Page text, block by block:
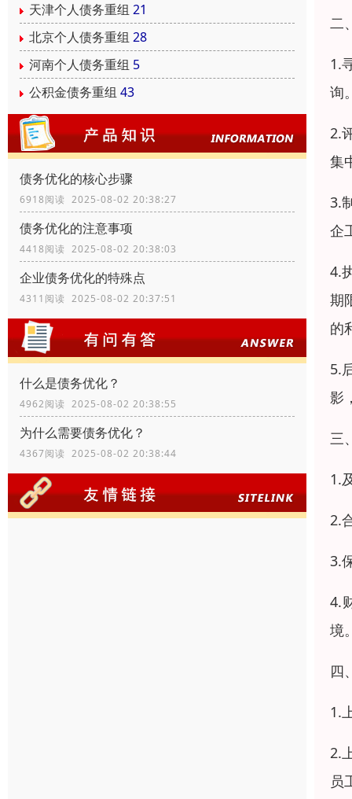
天津个人债务重组 21
北京个人债务重组 28
河南个人债务重组 5
公积金债务重组 43
债务优化的核心步骤
6918阅读 2025-08-02 20:38:27
债务优化的注意事项
4418阅读 2025-08-02 20:38:03
企业债务优化的特殊点
4311阅读 2025-08-02 20:37:51
什么是债务优化？
4962阅读 2025-08-02 20:38:55
为什么需要债务优化？
4367阅读 2025-08-02 20:38:44
二
1.
询
2.
集
3.
企
4.
期
的
5.
影
三
1.
2.
3.
4.
境
四
1.
2.
员